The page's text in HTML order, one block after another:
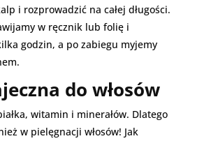
i rozprowadzić na całej długości.
w ręcznik lub folię i
godzin, a po zabiegu myjemy
do włosów
witamin i minerałów. Dlatego
w pielęgnacji włosów! Jak